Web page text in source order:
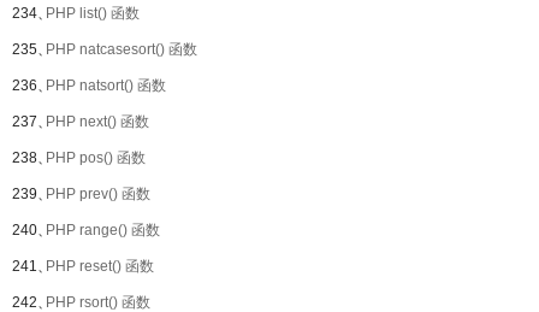
234、PHP list() 函数
235、PHP natcasesort() 函数
236、PHP natsort() 函数
237、PHP next() 函数
238、PHP pos() 函数
239、PHP prev() 函数
240、PHP range() 函数
241、PHP reset() 函数
242、PHP rsort() 函数